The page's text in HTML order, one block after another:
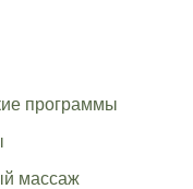
программы
массаж